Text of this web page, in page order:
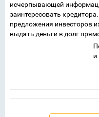
исчерпывающей
заинтересовать
предложения инвесторов
выдать деньги в долг
и